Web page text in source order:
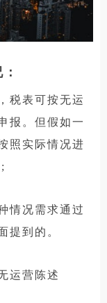
表可按无运
报。但假如一
照实际情况进
况需求通过
提到的。
运营陈述